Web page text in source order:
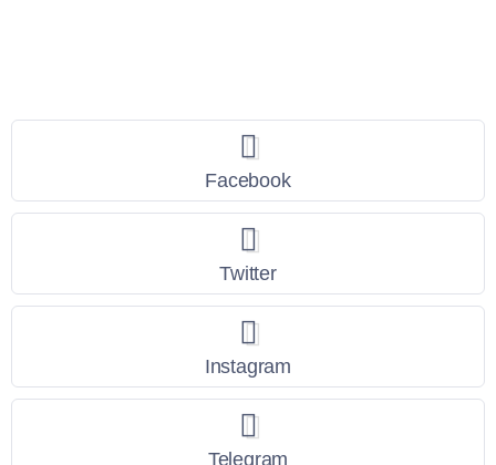
Facebook
Twitter
Instagram
Telegram